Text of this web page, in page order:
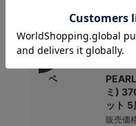
) リブラペ
ミ)
ット 5
販売価